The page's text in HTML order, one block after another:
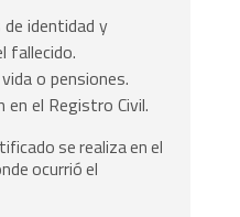
identidad y
fallecido.
o pensiones.
el Registro Civil.
se realiza en el
ocurrió el